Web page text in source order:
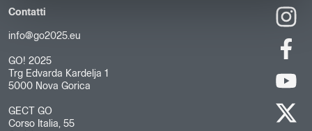
Contatti
info@go2025.eu
GO! 2025
Trg Edvarda Kardelja 1
5000 Nova Gorica
GECT GO
Corso Italia, 55